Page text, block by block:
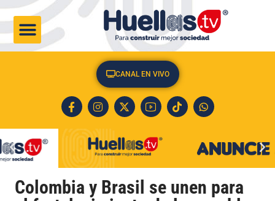
CANAL EN VIVO
Colombia y Brasil se unen para